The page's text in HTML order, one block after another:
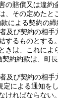
の賠償又は違約
、その定めたと
による契約の締
及び契約の相手
するものとする。
きは、これによ
約約款は、町長
及び契約の相手
定による通知を
ければならない。